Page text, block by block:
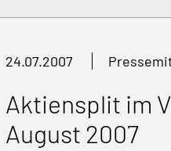
24.07.2007
Aktiensplit im
August 2007